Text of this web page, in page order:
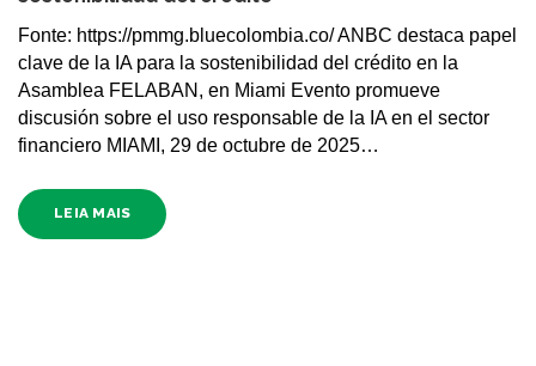
Fonte: https://pmmg.bluecolombia.co/ ANBC destaca papel
clave de la IA para la sostenibilidad del crédito en la
Asamblea FELABAN, en Miami Evento promueve
discusión sobre el uso responsable de la IA en el sector
financiero MIAMI, 29 de octubre de 2025…
LEIA MAIS